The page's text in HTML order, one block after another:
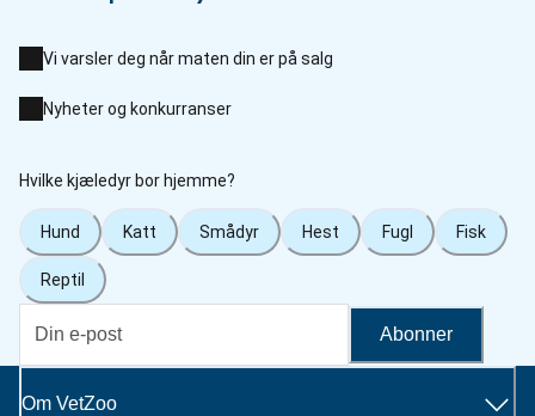
Vi varsler deg når maten din er på salg
Nyheter og konkurranser
Hvilke kjæledyr bor hjemme?
Hund Katt Smådyr Hest Fugl Fisk
Reptil
Abonner
Om VetZoo